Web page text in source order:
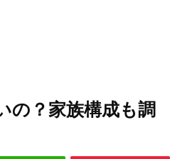
の？家族構成も調